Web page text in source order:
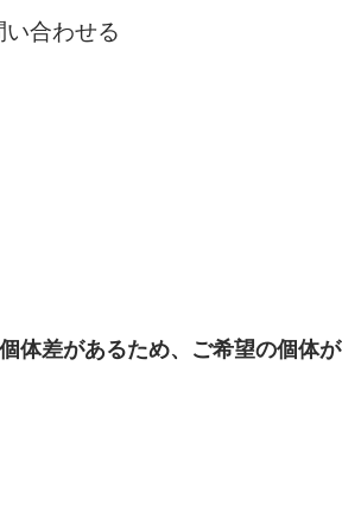
合わせる
個体差があるため、ご希望の個体が